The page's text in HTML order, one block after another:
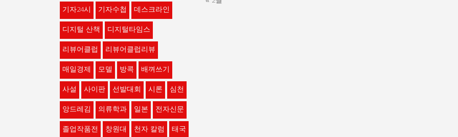
기자24시
기자수첩
데스크라인
디지털 산책
디지털타임스
리뷰어클럽
리뷰어클럽리뷰
매일경제
모델 방콕
배껴쓰기
사설
사이판 선발대회 시론
심천
앙드레김
의류학과 일본
전자신문
졸업작품전
창원대 천자 칼럼 태국